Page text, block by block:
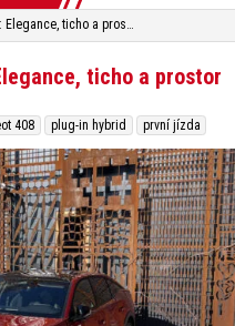
První jízda Peugeot 408: Elegance, ticho a prostor
ticho a prostor
408 plug-in hybrid první jízda